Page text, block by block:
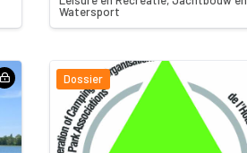
Watersport
Dossier